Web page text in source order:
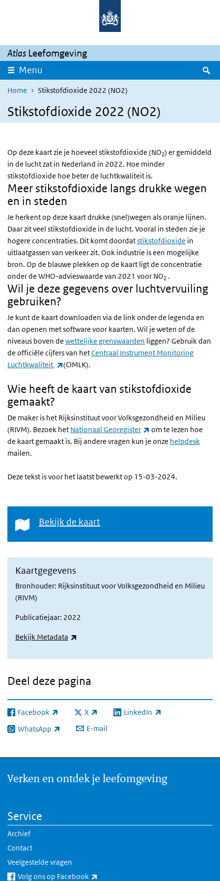
Overslaan en naar de inhoud gaan
Atlas Leefomgeving
Menu
Home Stikstofdioxide 2022 (NO2)
Stikstofdioxide 2022 (NO2)
Op deze kaart zie je hoeveel stikstofdioxide (NO2) er gemiddeld
in de lucht zat in Nederland in 2022. Hoe minder
stikstofdioxide hoe beter de luchtkwaliteit is.
Meer stikstofdioxide langs drukke wegen
en in steden
Je herkent op deze kaart drukke (snel)wegen als oranje lijnen.
Daar zit veel stikstofdioxide in de lucht. Vooral in steden zie je
hogere concentraties. Dit komt doordatstikstofdioxide in
uitlaatgassen van verkeer zit. Ook industrie is een mogelijke
bron. Op de blauwe plekken op de kaart ligt de concentratie
onder de WHO-advieswaarde van 2021 voor NO2 .
Wil je deze gegevens over luchtvervuiling
gebruiken?
Je kunt de kaart downloaden via de link onder de legenda en
dan openen met software voor kaarten. Wil je weten of de
niveaus boven de wettelijke grenswaarden liggen? Gebruik dan
de officiële cijfers van hetCentraal Instrument Monitoring
Luchtkwaliteit
(externe link)
(CIMLK).
Wie heeft de kaart van stikstofdioxide
gemaakt?
De maker is het Rijksinstituut voor Volksgezondheid en Milieu
(RIVM). Bezoek het Nationaal Georegister (externe link)
om te lezen hoe
de kaart gemaakt is. Bij andere vragen kun je onze helpdesk
mailen.
Deze tekst is voor het laatst bewerkt op 15-03-2024.
Bekijk de kaart
Bekijk de kaart
Kaartgegevens
Bronhouder: Rijksinstituut voor Volksgezondheid en Milieu
(RIVM)
Publicatiejaar: 2022
Bekijk Metadata
Deel deze pagina
Facebook
(externe link) X
(externe link) LinkedIn
(externe link)
WhatsApp
(externe link) E-mail
Verken en ontdek je leefomgeving
Service
Archief
Contact
Veelgestelde vragen
Volg ons op Facebook